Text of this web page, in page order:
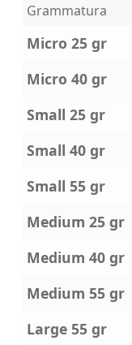
Grammatura
Micro 25 gr
Micro 40 gr
Small 25 gr
Small 40 gr
Small 55 gr
Medium 25 gr
Medium 40 gr
Medium 55 gr
Large 55 gr